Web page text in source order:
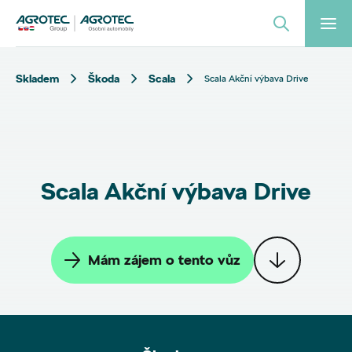
Skladem Škoda Scala Scala Akční výbava Drive
Scala Akční výbava Drive
Mám zájem o tento vůz